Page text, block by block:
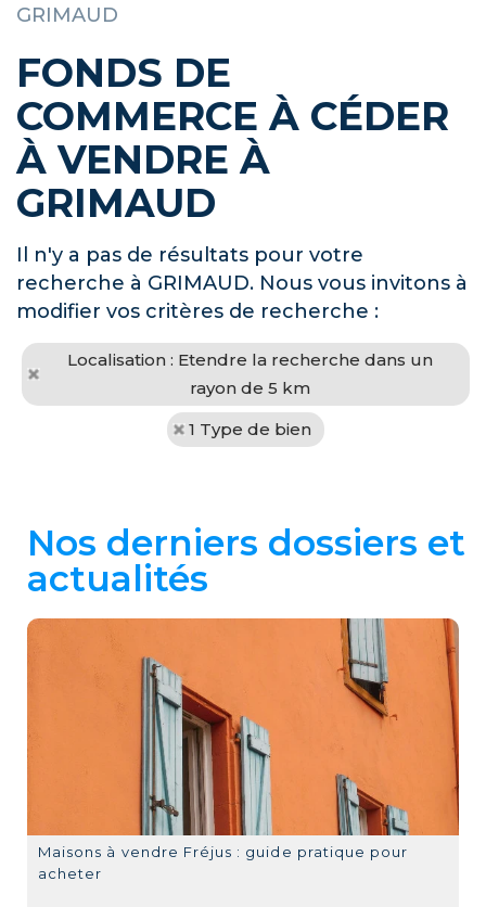
GRIMAUD
FONDS DE
COMMERCE À CÉDER
À VENDRE À
GRIMAUD
Il n'y a pas de résultats pour votre
recherche à GRIMAUD. Nous vous invitons à
modifier vos critères de recherche :
Localisation : Etendre la recherche dans un
rayon de 5 km
1 Type de bien
Nos derniers dossiers et
actualités
Maisons à vendre Fréjus : guide pratique pour
acheter